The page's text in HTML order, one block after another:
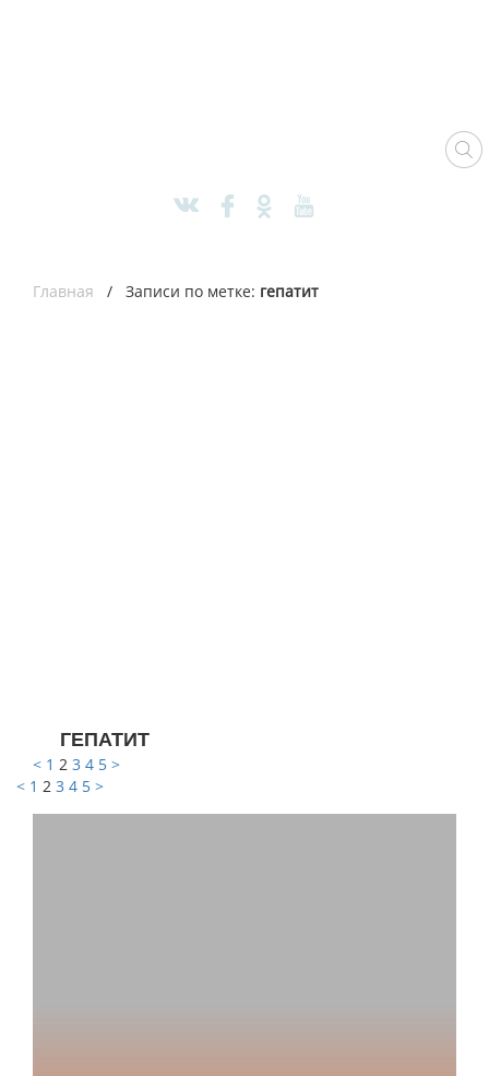
Главная / Записи по метке: гепатит
ГЕПАТИТ
< 1 2 3 4 5 >
< 1 2 3 4 5 >